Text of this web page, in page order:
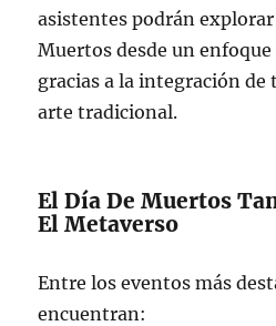
asistentes podrán
Muertos desde un
gracias a la integración de
arte tradicional.
El Día De Muertos
El Metaverso
Entre los eventos más
encuentran: